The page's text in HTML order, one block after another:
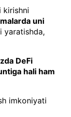
kirishni
uni
yaratishda,
DeFi
hali ham
imkoniyati